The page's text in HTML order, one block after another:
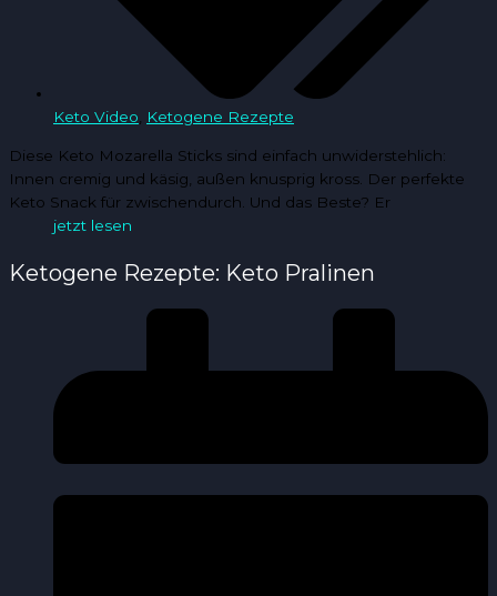
Keto Video Ketogene Rezepte
Diese Keto Mozarella Sticks sind einfach unwiderstehlich:
Innen cremig und käsig, außen knusprig kross. Der perfekte
Keto Snack für zwischendurch. Und das Beste? Er
jetzt lesen
Ketogene Rezepte: Keto Pralinen